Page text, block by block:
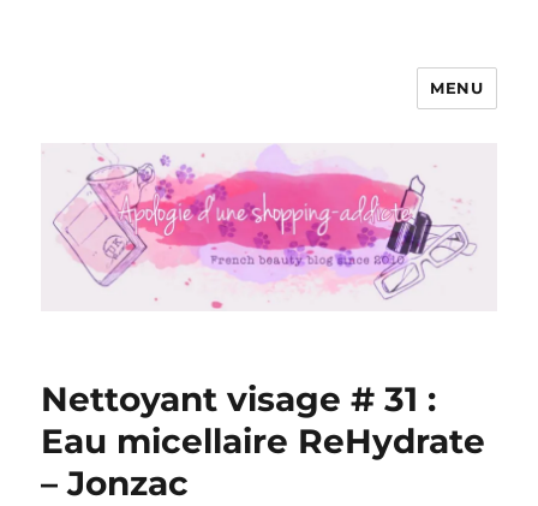
Apologie d'une Shopping-addicte
MENU
Nettoyant visage # 31 :
Eau micellaire ReHydrate
– Jonzac